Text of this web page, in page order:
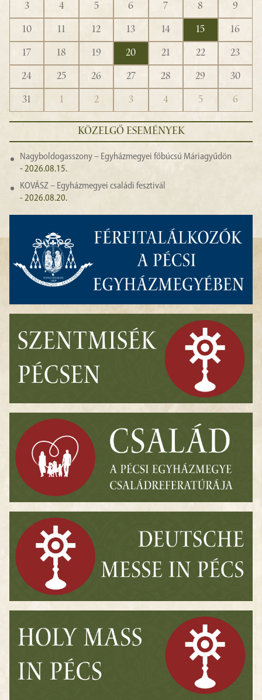
3
4 5 6 7 8
9
10
11 12 13 14 15
16
17
18 19 20 21 22
23
24
25 26 27 28 29
30
31
1 2 3 4 5 6
KÖZELGŐ ESEMÉNYEK
Nagyboldogasszony – Egyházmegyei főbúcsú Máriagyűdön
- 2026.08.15.
KOVÁSZ – Egyházmegyei családi fesztivál
- 2026.08.20.